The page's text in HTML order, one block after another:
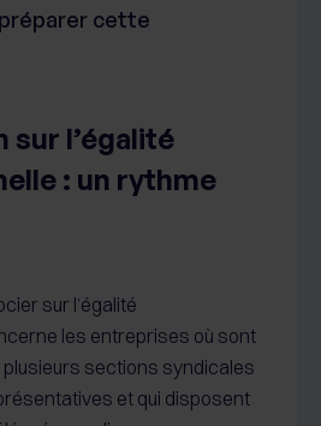
cette
sur l’égalité
: un rythme
sur l’égalité
les entreprises où sont
sections syndicales
et qui disposent